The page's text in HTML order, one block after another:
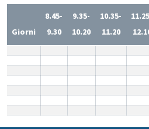
Giorni
8.45-
9.30
9.35-
10.20
10.35-
11.20